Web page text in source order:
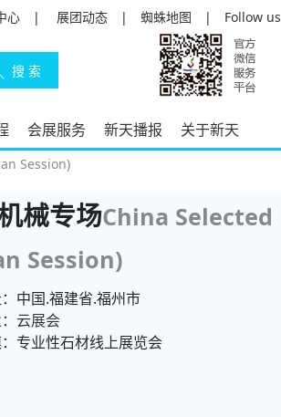
心 | 展团动态 | 蜘蛛地图 | Follow us
会展服务 新天播报 关于新天
Session)
械专场China Selected
Session)
中国.福建省.福州市
云展会
专业性石材线上展览会